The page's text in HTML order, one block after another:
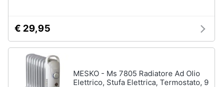
€ 29,95
MESKO - Ms 7805 Radiatore Ad Olio
Elettrico, Stufa Elettrica, Termostato, 9